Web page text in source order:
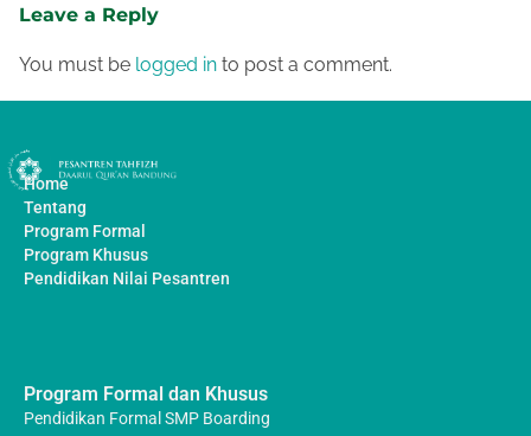
Leave a Reply
You must be logged in to post a comment.
Home
Tentang
Program Formal
Program Khusus
Pendidikan Nilai Pesantren
Program Formal dan Khusus
Pendidikan Formal SMP Boarding